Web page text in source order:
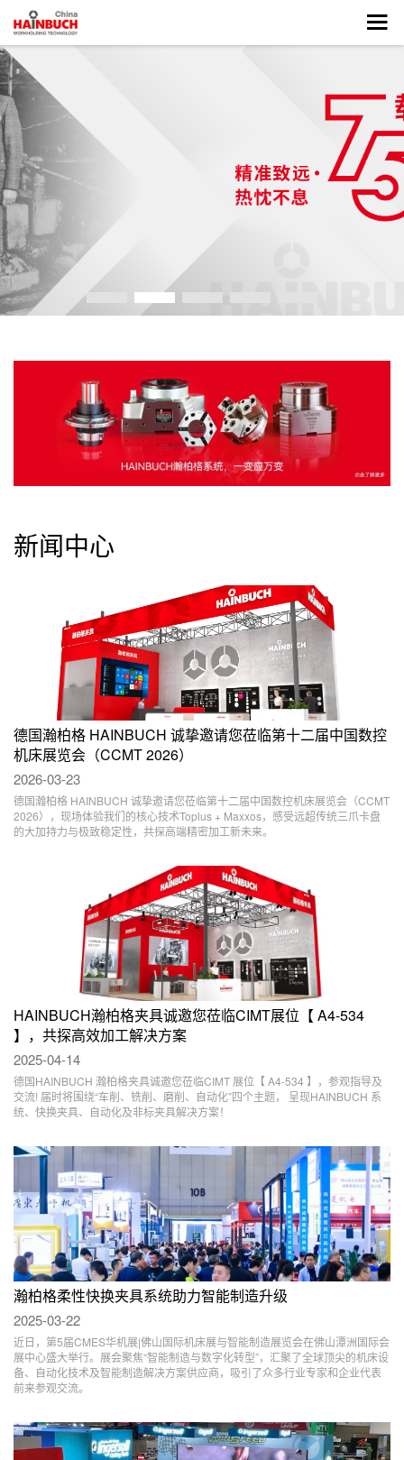
德国车削、齿轮加工夹具解决
方案专家
助力中国智能制造
新闻中心
德国瀚柏格 HAINBUCH 诚挚邀请您莅临第十二届中国数控
机床展览会（CCMT 2026）
2026-03-23
德国瀚柏格 HAINBUCH 诚挚邀请您莅临第十二届中国数控机床展览会（CCMT
2026），现场体验我们的核心技术Toplus + Maxxos，感受远超传统三爪卡盘
的大加持力与极致稳定性，共探高端精密加工新未来。
HAINBUCH瀚柏格夹具诚邀您莅临CIMT展位【 A4-534
】，共探高效加工解决方案
2025-04-14
德国HAINBUCH 瀚柏格夹具诚邀您莅临CIMT 展位【 A4-534 】，参观指导及
交流! 届时将围绕“车削、铣削、磨削、自动化”四个主题， 呈现HAINBUCH 系
统、快换夹具、自动化及非标夹具解决方案！
瀚柏格柔性快换夹具系统助力智能制造升级
2025-03-22
近日，第5届CMES华机展|佛山国际机床展与智能制造展览会在佛山潭洲国际会
展中心盛大举行。展会聚焦“智能制造与数字化转型”，汇聚了全球顶尖的机床设
备、自动化技术及智能制造解决方案供应商，吸引了众多行业专家和企业代表
前来参观交流。